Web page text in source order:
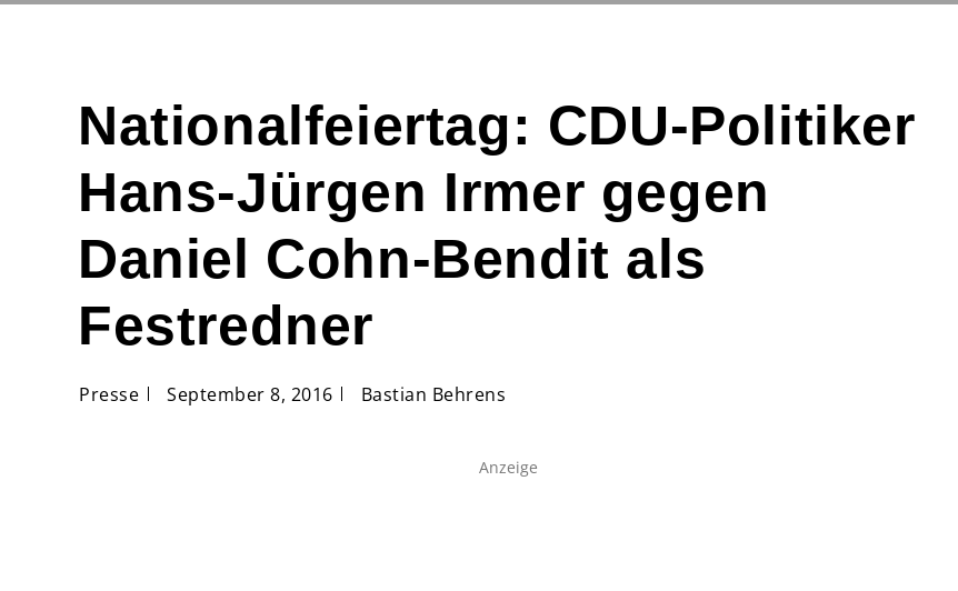
Nationalfeiertag: CDU-Politiker
Hans-Jürgen Irmer gegen
Daniel Cohn-Bendit als
Festredner
Presse September 8, 2016 Bastian Behrens
Anzeige